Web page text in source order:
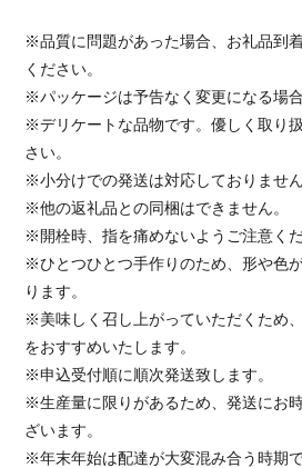
※品質に問題があった場合、お礼品到
ください。
※パッケージは予告なく変更になる場合
※デリケートな品物です。優しく取り
さい。
※小分けでの発送は対応しておりません
※他の返礼品との同梱はできません。
※開栓時、指を痛めないようご注意くだ
※ひとつひとつ手作りのため、形や色
ります。
※美味しく召し上がっていただくため
をおすすめいたします。
※申込受付順に順次発送致します。
※生産量に限りがあるため、発送にお
ざいます。
※年末年始は配達が大変混み合う時期